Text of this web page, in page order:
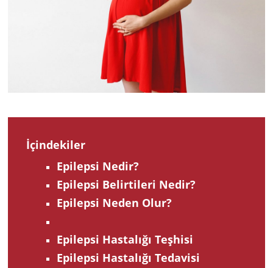
İçindekiler
Epilepsi Nedir?
Epilepsi Belirtileri Nedir?
Epilepsi Neden Olur?
Epilepsi Hastalığı Teşhisi
Epilepsi Hastalığı Tedavisi